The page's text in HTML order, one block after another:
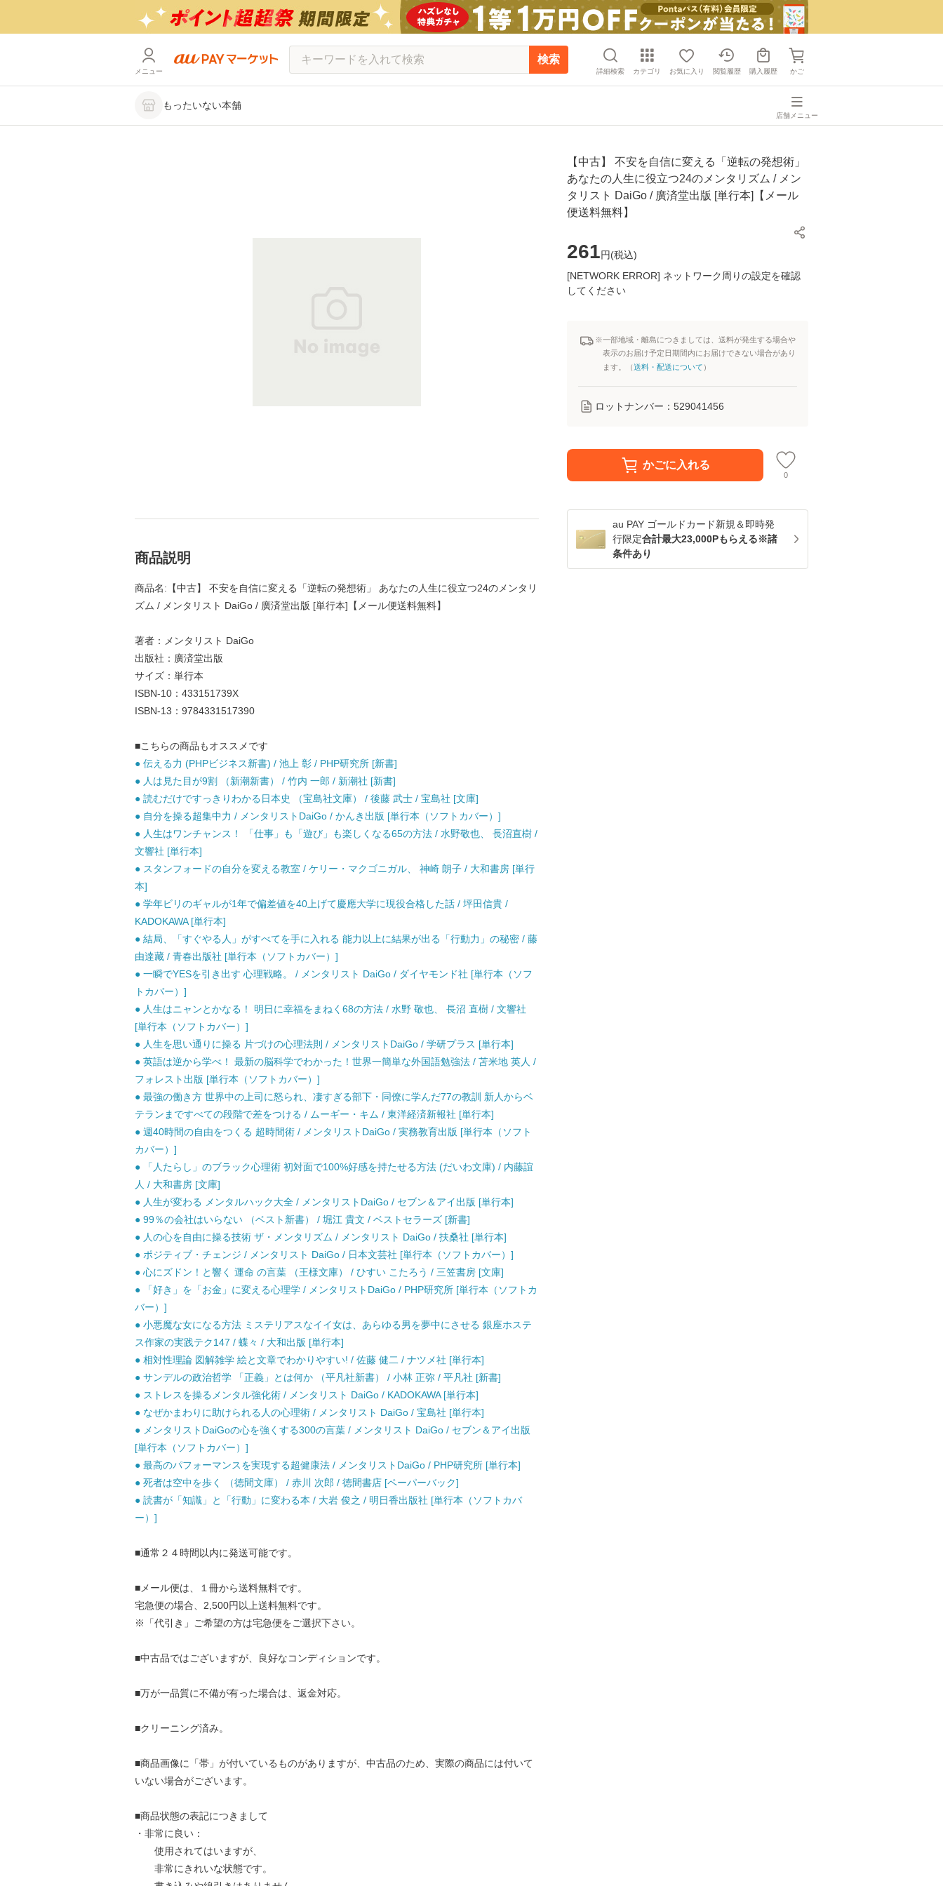
メニュー
検索
詳細検索 カテゴリ お気に入り 閲覧履歴 購入履歴 かご
もったいない本舗
店舗メニュー
【中古】 不安を自信に変える「逆転の発想術」
あなたの人生に役立つ24のメンタリズム / メン
タリスト DaiGo / 廣済堂出版 [単行本]【メール
便送料無料】
261円(税込)
[NETWORK ERROR] ネットワーク周りの設定を確認
してください
※一部地域・離島につきましては、送料が発生する場合や
表示のお届け予定日期間内にお届けできない場合があり
ます。（送料・配送について ）
ロットナンバー： 529041456
かごに入れる
0
au PAY ゴールドカード新規＆即時発
行限定合計最大23,000Pもらえる※諸
条件あり
商品説明
商品名:【中古】 不安を自信に変える「逆転の発想術」 あなたの人生に役立つ24のメンタリ
ズム / メンタリスト DaiGo / 廣済堂出版 [単行本]【メール便送料無料】
著者：メンタリスト DaiGo
出版社：廣済堂出版
サイズ：単行本
ISBN-10：433151739X
ISBN-13：9784331517390
■こちらの商品もオススメです
● 伝える力 (PHPビジネス新書) / 池上 彰 / PHP研究所 [新書]
● 人は見た目が9割 （新潮新書） / 竹内 一郎 / 新潮社 [新書]
● 読むだけですっきりわかる日本史 （宝島社文庫） / 後藤 武士 / 宝島社 [文庫]
● 自分を操る超集中力 / メンタリストDaiGo / かんき出版 [単行本（ソフトカバー）]
● 人生はワンチャンス！ 「仕事」も「遊び」も楽しくなる65の方法 / 水野敬也、 長沼直樹 /
文響社 [単行本]
● スタンフォードの自分を変える教室 / ケリー・マクゴニガル、 神崎 朗子 / 大和書房 [単行
本]
● 学年ビリのギャルが1年で偏差値を40上げて慶應大学に現役合格した話 / 坪田信貴 /
KADOKAWA [単行本]
● 結局、「すぐやる人」がすべてを手に入れる 能力以上に結果が出る「行動力」の秘密 / 藤
由達藏 / 青春出版社 [単行本（ソフトカバー）]
● 一瞬でYESを引き出す 心理戦略。 / メンタリスト DaiGo / ダイヤモンド社 [単行本（ソフ
トカバー）]
● 人生はニャンとかなる！ 明日に幸福をまねく68の方法 / 水野 敬也、 長沼 直樹 / 文響社
[単行本（ソフトカバー）]
● 人生を思い通りに操る 片づけの心理法則 / メンタリストDaiGo / 学研プラス [単行本]
● 英語は逆から学べ！ 最新の脳科学でわかった！世界一簡単な外国語勉強法 / 苫米地 英人 /
フォレスト出版 [単行本（ソフトカバー）]
● 最強の働き方 世界中の上司に怒られ、凄すぎる部下・同僚に学んだ77の教訓 新人からベ
テランまですべての段階で差をつける / ムーギー・キム / 東洋経済新報社 [単行本]
● 週40時間の自由をつくる 超時間術 / メンタリストDaiGo / 実務教育出版 [単行本（ソフト
カバー）]
● 「人たらし」のブラック心理術 初対面で100%好感を持たせる方法 (だいわ文庫) / 内藤誼
人 / 大和書房 [文庫]
● 人生が変わる メンタルハック大全 / メンタリストDaiGo / セブン＆アイ出版 [単行本]
● 99％の会社はいらない （ベスト新書） / 堀江 貴文 / ベストセラーズ [新書]
● 人の心を自由に操る技術 ザ・メンタリズム / メンタリスト DaiGo / 扶桑社 [単行本]
● ポジティブ・チェンジ / メンタリスト DaiGo / 日本文芸社 [単行本（ソフトカバー）]
● 心にズドン！と響く 運命 の言葉 （王様文庫） / ひすい こたろう / 三笠書房 [文庫]
● 「好き」を「お金」に変える心理学 / メンタリストDaiGo / PHP研究所 [単行本（ソフトカ
バー）]
● 小悪魔な女になる方法 ミステリアスなイイ女は、あらゆる男を夢中にさせる 銀座ホステ
ス作家の実践テク147 / 蝶々 / 大和出版 [単行本]
● 相対性理論 図解雑学 絵と文章でわかりやすい! / 佐藤 健二 / ナツメ社 [単行本]
● サンデルの政治哲学 「正義」とは何か （平凡社新書） / 小林 正弥 / 平凡社 [新書]
● ストレスを操るメンタル強化術 / メンタリスト DaiGo / KADOKAWA [単行本]
● なぜかまわりに助けられる人の心理術 / メンタリスト DaiGo / 宝島社 [単行本]
● メンタリストDaiGoの心を強くする300の言葉 / メンタリスト DaiGo / セブン＆アイ出版
[単行本（ソフトカバー）]
● 最高のパフォーマンスを実現する超健康法 / メンタリストDaiGo / PHP研究所 [単行本]
● 死者は空中を歩く （徳間文庫） / 赤川 次郎 / 徳間書店 [ペーパーバック]
● 読書が「知識」と「行動」に変わる本 / 大岩 俊之 / 明日香出版社 [単行本（ソフトカバ
ー）]
■通常２４時間以内に発送可能です。
■メール便は、１冊から送料無料です。
宅急便の場合、2,500円以上送料無料です。
※「代引き」ご希望の方は宅急便をご選択下さい。
■中古品ではございますが、良好なコンディションです。
■万が一品質に不備が有った場合は、返金対応。
■クリーニング済み。
■商品画像に「帯」が付いているものがありますが、中古品のため、実際の商品には付いて
いない場合がございます。
■商品状態の表記につきまして
・非常に良い：
使用されてはいますが、
非常にきれいな状態です。